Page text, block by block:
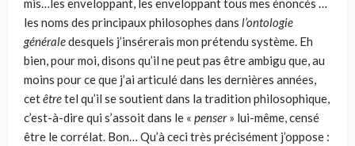
mis…les enveloppant, les enveloppant tous mes énoncés …
les noms des principaux philosophes dans l’ontologie
généraledesquels j’insérerais mon prétendu système. Eh
bien, pour moi, disons qu’il ne peut pas être ambigu que, au
moins pour ce que j’ai articulé dans les dernières années,
cetêtretel qu’il se soutient dans la tradition philosophique,
c’est-à-dire qui s’assoit dans le « penser» lui-même, censé
être le corrélat. Bon… Qu’à ceci très précisément j’oppose :